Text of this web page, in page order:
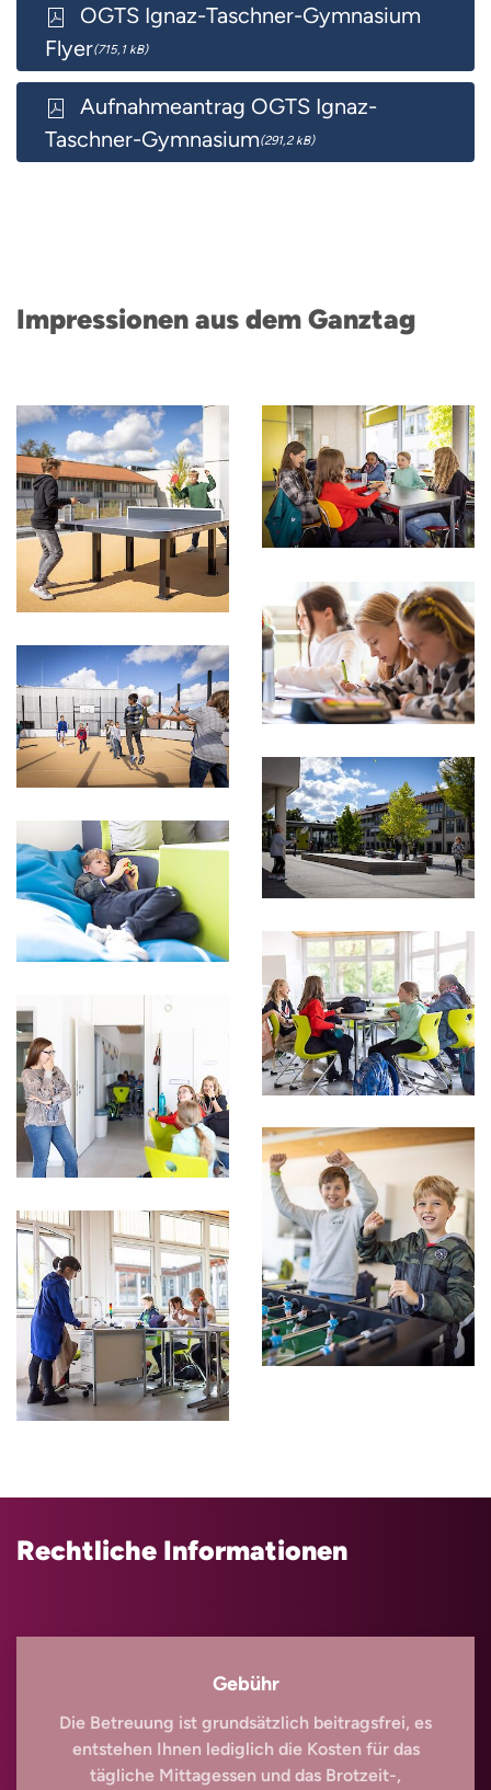
OGTS Ignaz-Taschner-Gymnasium
Flyer(715,1 kB)
Aufnahmeantrag OGTS Ignaz-
Taschner-Gymnasium(291,2 kB)
Impressionen aus dem Ganztag
Rechtliche Informationen
Gebühr
Die Betreuung ist grundsätzlich beitragsfrei, es
entstehen Ihnen lediglich die Kosten für das
tägliche Mittagessen und das Brotzeit-,